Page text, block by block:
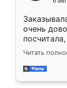
мебели
очень
Замерщик
делу со
за день,
Читать